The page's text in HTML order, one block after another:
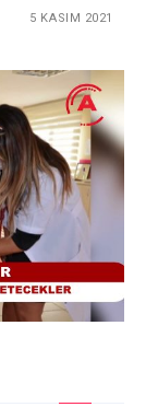
5 KASIM 2021